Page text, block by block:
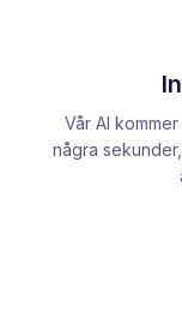
Vår AI
några